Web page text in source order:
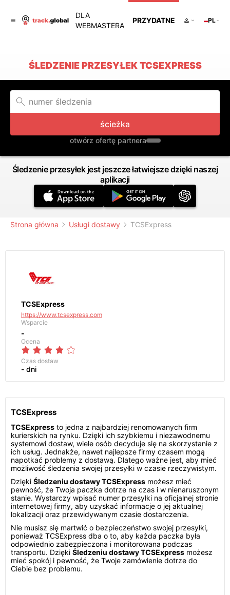
DLA
WEBMASTERA
PRZYDATNE PL
ŚLEDZENIE PRZESYŁEK TCSEXPRESS
ścieżka
otwórz ofertę partnera
Śledzenie przesyłek jest jeszcze łatwiejsze dzięki naszej
aplikacji
Strona główna Usługi dostawy TCSExpress
TCSExpress
https://www.tcsexpress.com
Wsparcie
-
Ocena
Czas dostaw
- dni
TCSExpress
TCSExpress to jedna z najbardziej renomowanych firm
kurierskich na rynku. Dzięki ich szybkiemu i niezawodnemu
systemowi dostaw, wiele osób decyduje się na skorzystanie z
ich usług. Jednakże, nawet najlepsze firmy czasem mogą
napotkać problemy z dostawą. Dlatego ważne jest, aby mieć
możliwość śledzenia swojej przesyłki w czasie rzeczywistym.
Dzięki Śledzeniu dostawy TCSExpress możesz mieć
pewność, że Twoja paczka dotrze na czas i w nienaruszonym
stanie. Wystarczy wpisać numer przesyłki na oficjalnej stronie
internetowej firmy, aby uzyskać informacje o jej aktualnej
lokalizacji oraz przewidywanym czasie dostarczenia.
Nie musisz się martwić o bezpieczeństwo swojej przesyłki,
ponieważ TCSExpress dba o to, aby każda paczka była
odpowiednio zabezpieczona i monitorowana podczas
transportu. Dzięki Śledzeniu dostawy TCSExpress możesz
mieć spokój i pewność, że Twoje zamówienie dotrze do
Ciebie bez problemu.